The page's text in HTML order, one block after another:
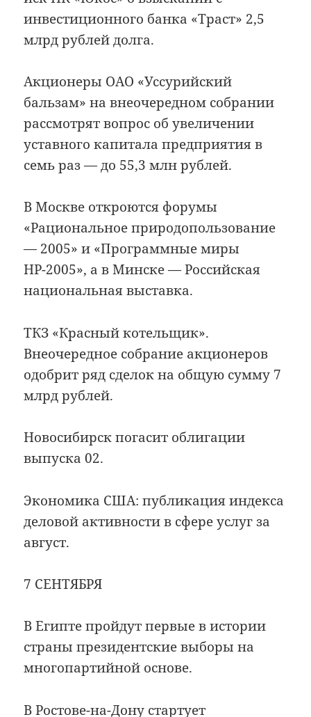
инвестиционного банка «Траст» 2,5
млрд рублей долга.
Акционеры ОАО «Уссурийский
бальзам» на внеочередном собрании
рассмотрят вопрос об увеличении
уставного капитала предприятия в
семь раз — до 55,3 млн рублей.
В Москве откроются форумы
«Рациональное природопользование
— 2005» и «Программные миры
НР-2005», а в Минске — Российская
национальная выставка.
ТКЗ «Красный котельщик».
Внеочередное собрание акционеров
одобрит ряд сделок на общую сумму 7
млрд рублей.
Новосибирск погасит облигации
выпуска 02.
Экономика США: публикация индекса
деловой активности в сфере услуг за
август.
7 СЕНТЯБРЯ
В Египте пройдут первые в истории
страны президентские выборы на
многопартийной основе.
В Ростове-на-Дону стартует